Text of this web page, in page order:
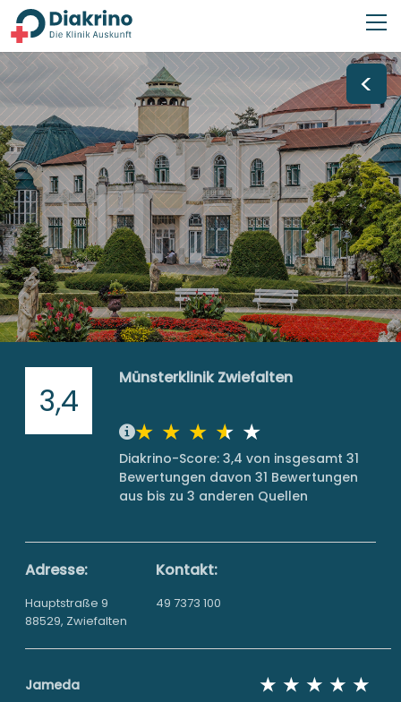
<
3,4
Münsterklinik Zwiefalten
Diakrino-Score: 3,4 von insgesamt 31
Bewertungen davon 31 Bewertungen
aus bis zu 3 anderen Quellen
Adresse:
Hauptstraße 9
88529, Zwiefalten
Kontakt:
49 7373 100
Jameda